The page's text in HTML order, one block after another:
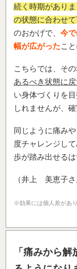
続く時期があり
の状態に合わせ
のおかげで、 今
幅が広がったこ
こちらでは、そ
あるべき状態に
い身体づくりを
しれませんが、
同じように痛み
度チャレンジし
歩が踏み出せるは
（井上 美恵子さ
※効果には個人差があ
「痛みから